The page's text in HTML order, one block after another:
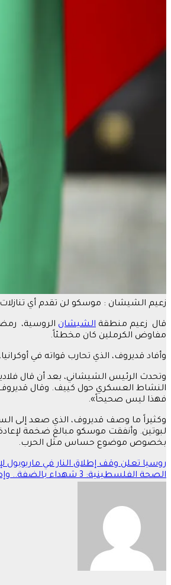
زعيم الشيشان : موسكو لن تقدم أي تنازلات
قال زعيم منطقة الشيشان الروسية،
مفاوض الكرملين كان مخطئاً.
وأفاد قديروف، الذي تحارب قواته في
وتحدث الرئيس الشيشاني، بعد أن قال
النشاط العسكري حول كييف. وقال قديروف:
فهذا ليس صحيحاً».
وكثيراً ما وصف قديروف، الذي صعد إلى
لبوتين. وأنفقت موسكو مبالغ ضخمة لإعادة
بخصوص موضوع حساس مثل الحرب.
تصفّح
المقالات
روسيا تعلن وقف إطلاق النار في ماريوبول
الصحة الفلسطينية: 3 شهداء بالضفة.. وإصابة 4 مستوطنين بعملية طعن في بيت لحم